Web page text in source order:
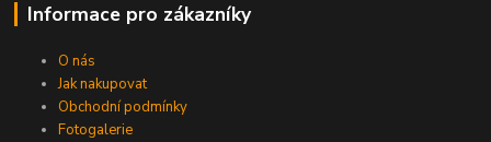
Informace pro zákazníky
O nás
Jak nakupovat
Obchodní podmínky
Fotogalerie